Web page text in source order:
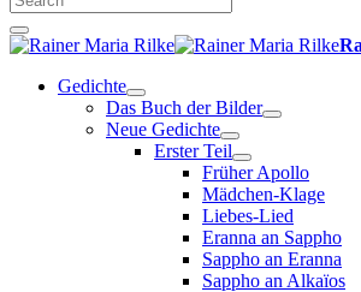
Gedichte
Das Buch der Bilder
Neue Gedichte
Erster Teil
Früher Apollo
Mädchen-Klage
Liebes-Lied
Eranna an Sappho
Sappho an Eranna
Sappho an Alkaïos